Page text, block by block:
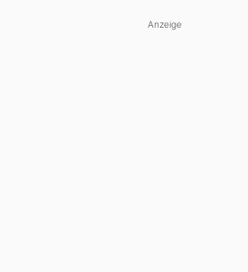
Anzeige